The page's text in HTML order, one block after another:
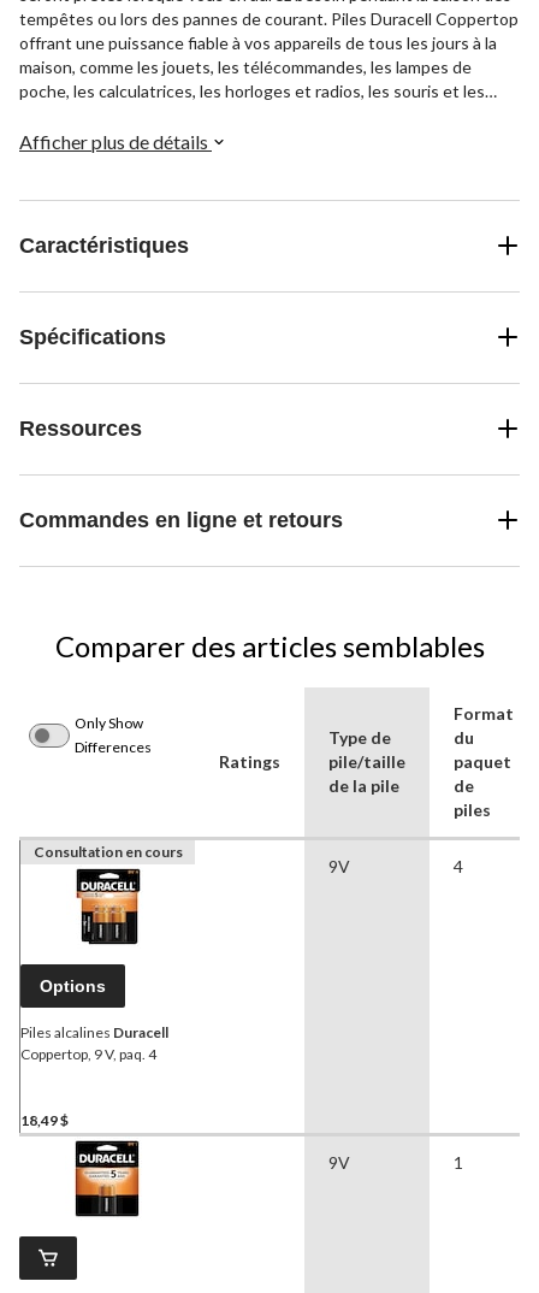
tempêtes ou lors des pannes de courant. Piles Duracell Coppertop
offrant une puissance fiable à vos appareils de tous les jours à la
maison, comme les jouets, les télécommandes, les lampes de
poche, les calculatrices, les horloges et radios, les souris et les
formats AA, AAA, C, D et 9 V. Duracell garantit ces piles contre les
besoins médicaux en passant par les Fêtes, Duracell est la marque
de piles de confiance no 1.
Afficher plus de détails
Caractéristiques
Spécifications
Ressources
Commandes en ligne et retours
Comparer des articles semblables
Only Show
Differences
Ratings
Type de
pile/taille
de la pile
Format
du
paquet
de
piles
Consultation en cours
Options
Piles alcalines Duracell
Coppertop, 9 V, paq. 4
18,49 $
9V 4
9V 1